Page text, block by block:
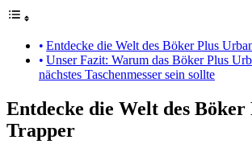
Entdecke die Welt des Böker Plus
Unser Fazit: Warum das Böker Plus
nächstes Taschenmesser sein sollte
Entdecke die Welt des
Trapper